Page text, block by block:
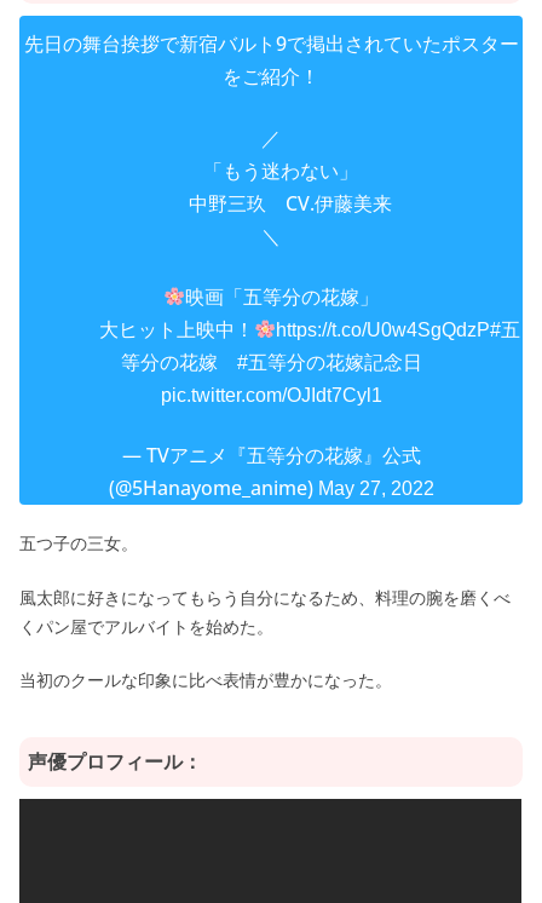
先日の舞台挨拶で新宿バルト9で掲出されていたポスター
をご紹介！
／
「もう迷わない」
中野三玖 CV.伊藤美来
＼
映画「五等分の花嫁」
大ヒット上映中！
https://t.co/U0w4SgQdzP#五
等分の花嫁
#五等分の花嫁記念日
pic.twitter.com/OJIdt7Cyl1
— TVアニメ『五等分の花嫁』公式
(@5Hanayome_anime) May 27, 2022
五つ子の三女。
風太郎に好きになってもらう自分になるため、料理の腕を磨くべ
くパン屋でアルバイトを始めた。
当初のクールな印象に比べ表情が豊かになった。
声優プロフィール：